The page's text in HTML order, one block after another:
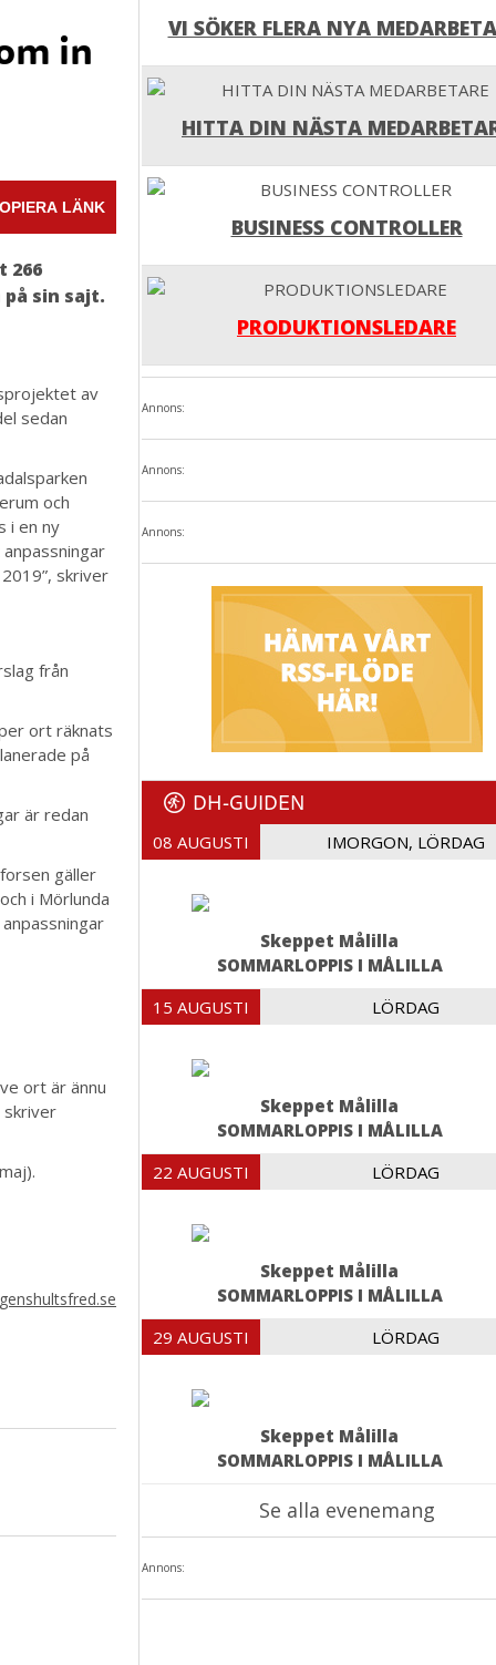
in
LÄNK
266
sin sajt.
av
sedan
och
i en ny
skriver
från
ort räknats
på
är redan
gäller
i Mörlunda
ort är ännu
skriver
VI SÖKER FLERA NYA
HITTA DIN NÄSTA
BUSINESS CONTROLLER
PRODUKTIONSLEDARE
Annons:
Annons:
Annons:
DH-GUIDEN
08 AUGUSTI IMORGON, LÖRDAG
Skeppet Målilla
SOMMARLOPPIS I MÅLILLA
15 AUGUSTI LÖRDAG
Skeppet Målilla
SOMMARLOPPIS I MÅLILLA
22 AUGUSTI LÖRDAG
Skeppet Målilla
SOMMARLOPPIS I MÅLILLA
29 AUGUSTI LÖRDAG
Skeppet Målilla
SOMMARLOPPIS I MÅLILLA
Se alla evenemang
Annons: